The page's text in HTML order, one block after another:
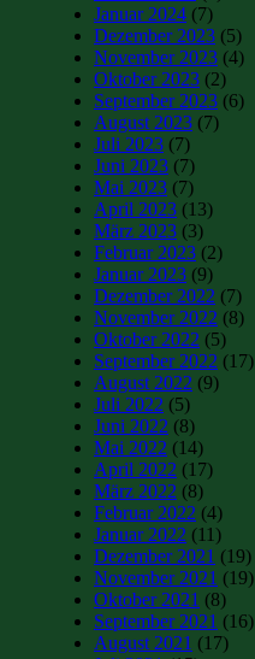
Januar 2024 (7)
Dezember 2023 (5)
November 2023 (4)
Oktober 2023 (2)
September 2023 (6)
August 2023 (7)
Juli 2023 (7)
Juni 2023 (7)
Mai 2023 (7)
April 2023 (13)
März 2023 (3)
Februar 2023 (2)
Januar 2023 (9)
Dezember 2022 (7)
November 2022 (8)
Oktober 2022 (5)
September 2022 (17)
August 2022 (9)
Juli 2022 (5)
Juni 2022 (8)
Mai 2022 (14)
April 2022 (17)
März 2022 (8)
Februar 2022 (4)
Januar 2022 (11)
Dezember 2021 (19)
November 2021 (19)
Oktober 2021 (8)
September 2021 (16)
August 2021 (17)